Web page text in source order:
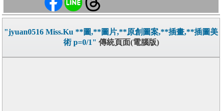
"jyuan0516 Miss.Ku **圖,**圖片,**原創圖案,**插畫,**插圖美
術 p=0/1" 傳統頁面(電腦版)